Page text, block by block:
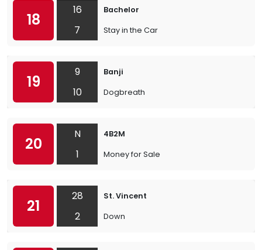
18
16
7
Bachelor
Stay in the Car
19
9
10
Banji
Dogbreath
20
N
1
4B2M
Money for Sale
21
28
2
St. Vincent
Down